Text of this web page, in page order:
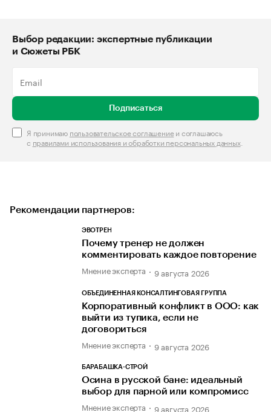
Выбор редакции: экспертные публикации
и Сюжеты РБК
Подписаться
Я принимаю пользовательское соглашениеи соглашаюсь
с правилами использования и обработки персональных данных.
Рекомендации партнеров:
ЭВОТРЕН
Почему тренер не должен
комментировать каждое повторение
Мнение эксперта 9 августа 2026
ОБЪЕДИНЕННАЯ КОНСАЛТИНГОВАЯ ГРУППА
Корпоративный конфликт в ООО: как
выйти из тупика, если не
договориться
Мнение эксперта 9 августа 2026
БАРАБАШКА-СТРОЙ
Осина в русской бане: идеальный
выбор для парной или компромисс
Мнение эксперта 9 августа 2026